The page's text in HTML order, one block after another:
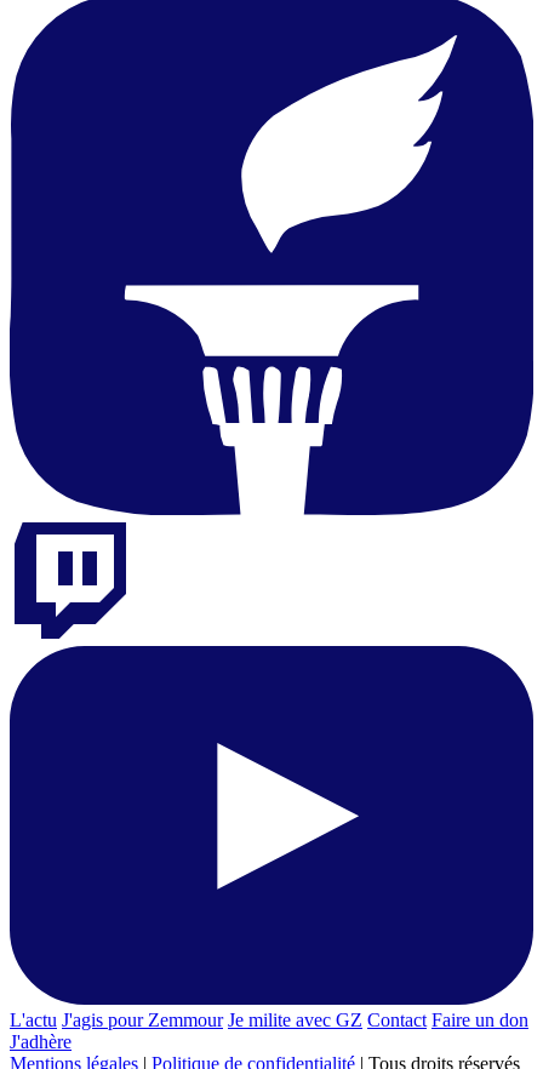
L'actu J'agis pour Zemmour Je milite avec GZ Contact Faire un don
J'adhère
Mentions légales | Politique de confidentialité | Tous droits réservés